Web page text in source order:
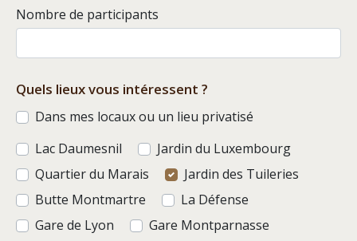
Nombre de participants
Quels lieux vous intéressent ?
Dans mes locaux ou un lieu privatisé
Lac Daumesnil
Jardin du Luxembourg
Quartier du Marais
Jardin des Tuileries
Butte Montmartre
La Défense
Gare de Lyon
Gare Montparnasse